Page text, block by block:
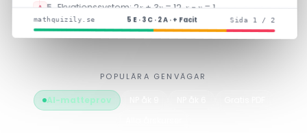
A 5. Ekvationssystem: 2x + 3y = 12, x − y = 1
+ 5 fler frågor på nästa sida …
mathquizily.se 5 E · 3 C · 2 A · + Facit Sida 1 / 2
POPULÄRA GENVÄGAR
AI-matteprov